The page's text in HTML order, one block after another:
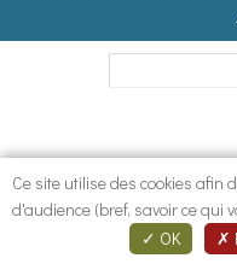
Ce site utilise des cookies afin
d'audience (bref, savoir ce qui
OK